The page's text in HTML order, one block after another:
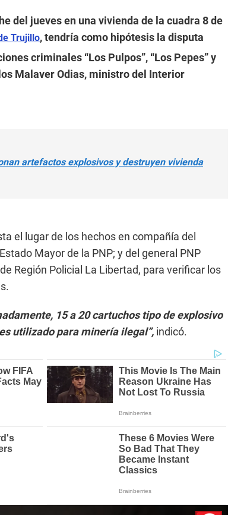
del jueves en una vivienda de la cuadra 8 de
Trujillo, tendría como hipótesis la disputa
criminales “Los Pulpos”, “Los Pepes” y
Malaver Odias, ministro del Interior
artefactos explosivos y destruyen vivienda
el lugar de los hechos en compañía del
Mayor de la PNP; y del general PNP
Región Policial La Libertad, para verificar los
15 a 20 cartuchos tipo de explosivo
utilizado para minería ilegal”, indicó.